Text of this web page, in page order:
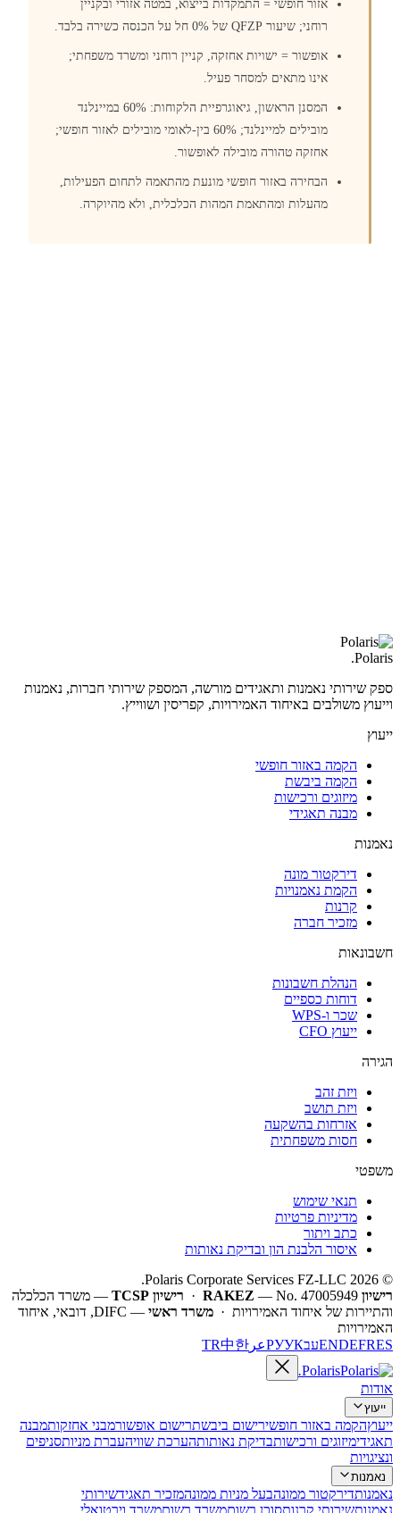
אזור חופשי = התמקדות בייצוא, במטה אזורי ובקניין
רוחני; שיעור QFZP של 0% חל על הכנסה כשירה בלבד.
אופשור = ישויות אחזקה, קניין רוחני ומשרד משפחתי;
אינו מתאים למסחר פעיל.
המסנן הראשון, גיאוגרפיית הלקוחות: 60% במיינלנד
מובילים למיינלנד; 60% בין-לאומי מובילים לאזור חופשי;
אחזקה טהורה מובילה לאופשור.
הבחירה באזור חופשי מונעת מהתאמה לתחום הפעילות,
מהעלות ומהתאמת המהות הכלכלית, ולא מהיוקרה.
Polaris
.
ספק שירותי נאמנות ותאגידים מורשה, המספק שירותי חברות, נאמנות
וייעוץ משולבים באיחוד האמירויות, קפריסין ושווייץ.
ייעוץ
הקמה באזור חופשי
הקמה ביבשת
מיזוגים ורכישות
מבנה תאגידי
נאמנות
דירקטור מונה
הקמת נאמנויות
קרנות
מזכיר חברה
חשבונאות
הנהלת חשבונות
דוחות כספיים
שכר ו-WPS
ייעוץ CFO
הגירה
ויזת זהב
ויזת תושב
אזרחות בהשקעה
חסות משפחתית
משפטי
תנאי שימוש
מדיניות פרטיות
כתב ויתור
איסור הלבנת הון ובדיקת נאותות
© 2026 Polaris Corporate Services FZ-LLC.
רישיון RAKEZ — No. 47005949 · רישיון TCSP
— משרד הכלכלה
והתיירות של איחוד האמירויות · משרד ראשי
— DIFC, דובאי, איחוד
האמירויות
ENDEFRES עב РУУК عر TR中한
Polaris
.
אודות
ייעוץ
ייעוץהקמה באזור חופשירישום ביבשתרישום אופשורמבני אחזקותמבנה
תאגידימיזוגים ורכישותבדיקת נאותותהערכת שוויהעברת מניותסניפים
ונציגויות
נאמנות
נאמנותדירקטור ממונהבעל מניות ממונהמזכיר תאגידשירותי
נאמנותשירותי קרנותסוכן רשוםמשרד רשוםמשרד וירטואלי